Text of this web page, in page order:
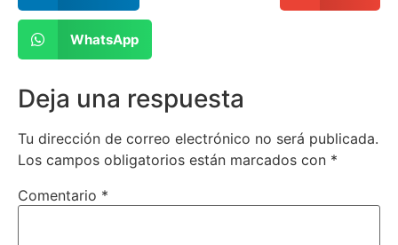
WhatsApp
Deja una respuesta
Tu dirección de correo electrónico no será publicada.
Los campos obligatorios están marcados con *
Comentario *